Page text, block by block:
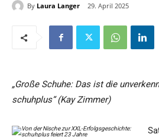
By Laura Langer 29. April 2025
„Große Schuhe: Das ist die
schuhplus“ (Kay Zimmer)